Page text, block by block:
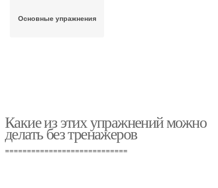
Основные упражнения
Какие из этих упражнений можно
делать без тренажеров
============================